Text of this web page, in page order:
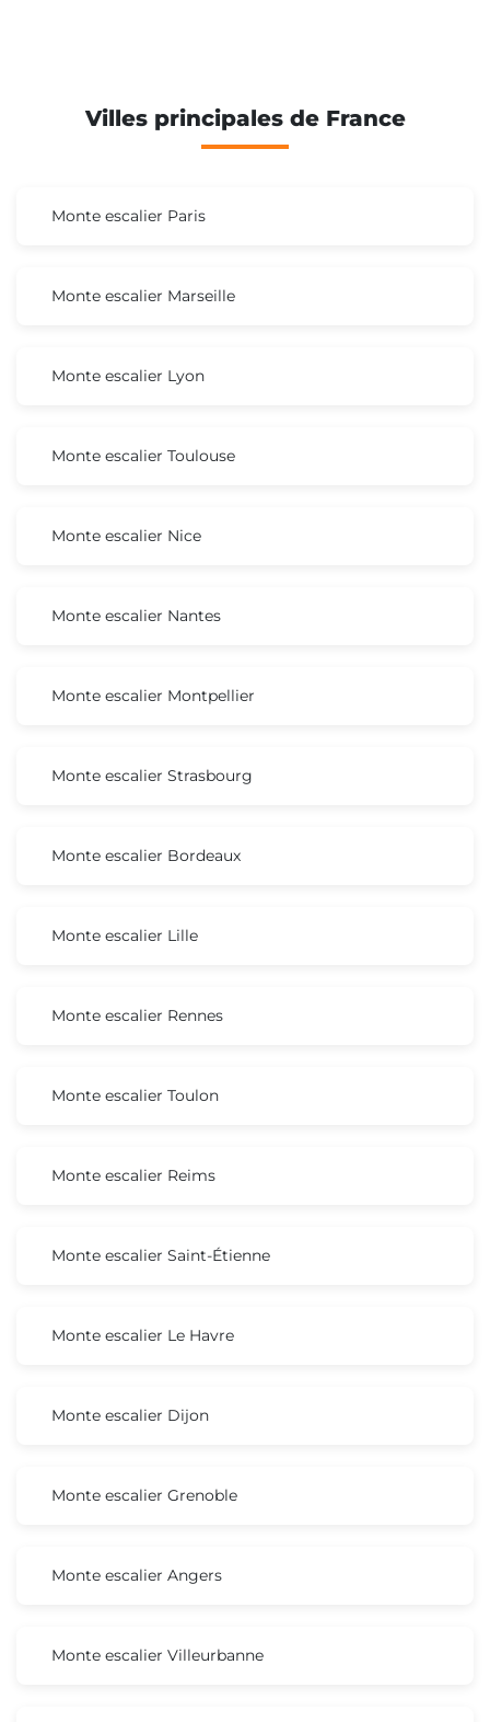
Villes principales de France
Monte escalier Paris
Monte escalier Marseille
Monte escalier Lyon
Monte escalier Toulouse
Monte escalier Nice
Monte escalier Nantes
Monte escalier Montpellier
Monte escalier Strasbourg
Monte escalier Bordeaux
Monte escalier Lille
Monte escalier Rennes
Monte escalier Toulon
Monte escalier Reims
Monte escalier Saint-Étienne
Monte escalier Le Havre
Monte escalier Dijon
Monte escalier Grenoble
Monte escalier Angers
Monte escalier Villeurbanne